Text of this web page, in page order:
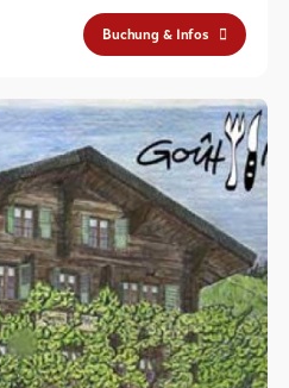
Buchung & Infos